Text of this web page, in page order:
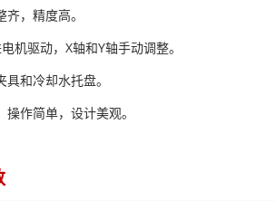
，精度高。
机驱动，X轴和Y轴手动调整。
和冷却水托盘。
操作简单，设计美观。